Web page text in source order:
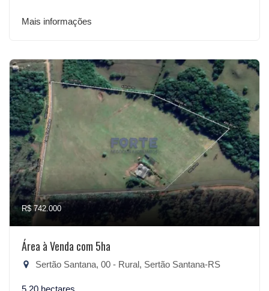
Mais informações
R$ 742.000
Área à Venda com 5ha
Sertão Santana, 00 - Rural, Sertão Santana-RS
5,20 hectares